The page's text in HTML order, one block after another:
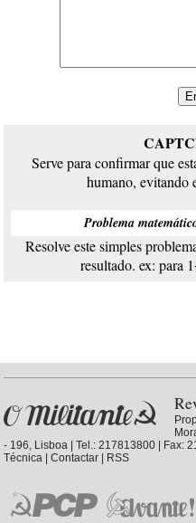
Serve para confirmar que
humano, evitando
Problema
Resolve este simples
resultado. ex: para
- 196, Lisboa | Tel.: 217813800 | Fax:
Técnica |Contactar RSS